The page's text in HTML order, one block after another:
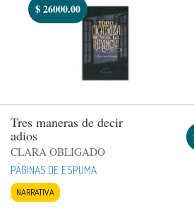
$26000.00
Tres maneras de decir
adios
CLARA OBLIGADO
PÁGINAS DE ESPUMA
NARRATIVA